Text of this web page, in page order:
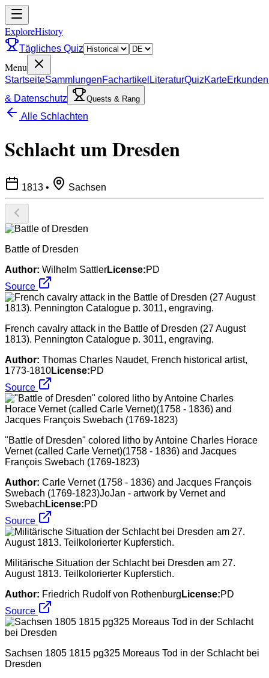
ExploreHistory
Tägliches Quiz
Menu
StartseiteSammlungenFachartikel LiteraturQuizKarteErkunden
& Datenschutz
Quests & Rang
Alle Schlachten
Schlacht um Dresden
1813 • Sachsen
Battle of Dresden
Author: Wilhelm SattlerLicense:PD
Source
French cavalry attack in the Battle of Dresden (27 August
1813). Pennington Catalogue p. 3011, engraving.
Author: Thomas Charles Naudet, French historical artist,
1773-1810License:PD
Source
"Battle of Dresden" colored litho by Antoine Charles Horace
Vernet (called Carle Vernet)(1758 - 1836) and Jacques
François Swebach (1769-1823)
Author: Carle Vernet (1758 - 1836) and Jacques François
Swebach (1769-1823)JoJan - artwork by Vernet and
Swebach License:PD
Source
Militärische Situation der Schlacht bei Dresden am 27.
August 1813. Teilkolorierter Kupferstich.
Author: Friedrich Rudolf von Rothenburg License:PD
Source
Sachsen 1805 1815 pg325 Moreaus Tod in der Schlacht bei
Dresden